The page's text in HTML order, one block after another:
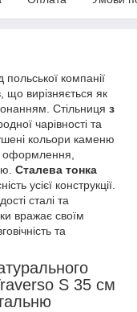
компанії
що вирізняється як
Стільниця з
чарівності та
кольори каменю
оформлення,
Сталева тонка
усієї конструкції.
сталі та
вражає своїм
та
S 35 см